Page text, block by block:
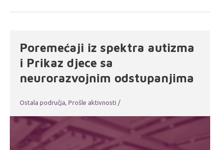
Poremećaji iz spektra autizma
i Prikaz djece sa
neurorazvojnim odstupanjima
Ostala područja Prošle aktivnosti /